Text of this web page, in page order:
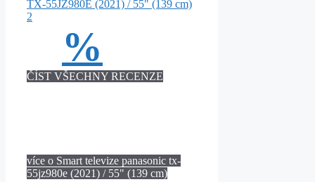
%
ČÍST VŠECHNY RECENZE
více o Smart televize panasonic tx-
55jz980e (2021) / 55" (139 cm)